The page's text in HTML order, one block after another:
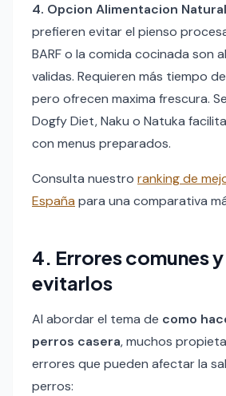
4. Opcion Alimentacion
prefieren evitar el pienso
BARF o la comida cocinada son
validas. Requieren más tiempo
pero ofrecen maxima frescura.
Dogfy Diet, Naku o Natuka
con menus preparados.
Consulta nuestro ranking de
España para una comparativa
4. Errores comunes
evitarlos
Al abordar el tema de como
perros casera, muchos
errores que pueden afectar la
perros: